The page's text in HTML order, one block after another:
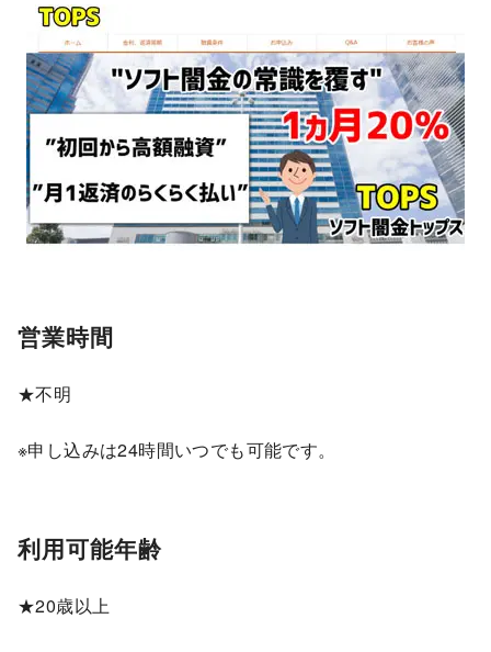
営業時間
★不明
※申し込みは24時間いつでも可能です。
利用可能年齢
★20歳以上